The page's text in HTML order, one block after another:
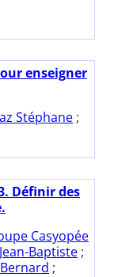
enseigner
Stéphane ;
Définir des
Casyopée
Baptiste ;
;